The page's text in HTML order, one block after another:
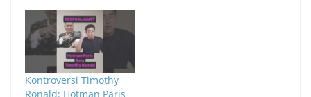
Kontroversi Timothy
Ronald: Hotman Paris